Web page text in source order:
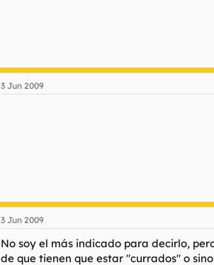
3 Jun 2009
3 Jun 2009
No soy el más indicado para decirlo,
de que tienen que estar "currados" o